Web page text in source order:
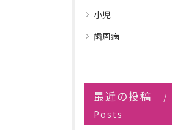
小児
歯周病
最近の投稿
Posts